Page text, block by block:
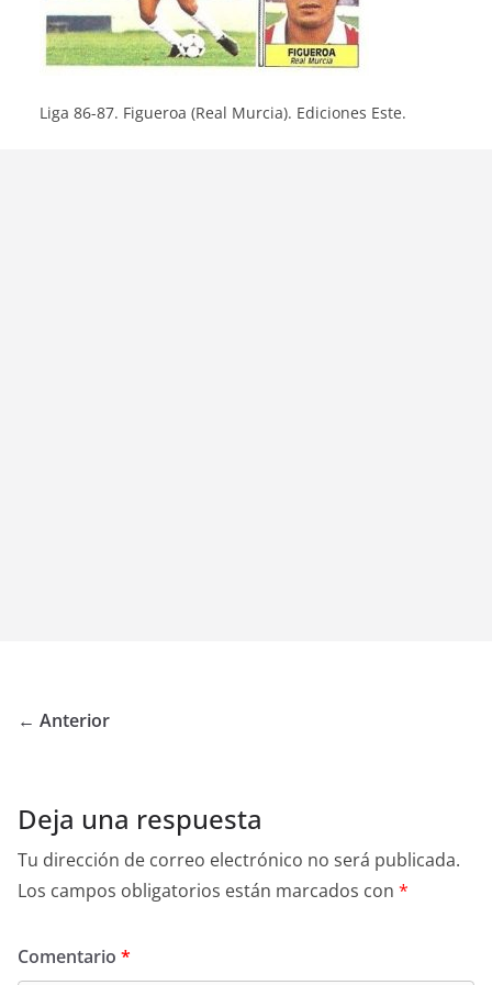
Liga 86-87. Figueroa (Real Murcia). Ediciones Este.
← Anterior
Deja una respuesta
Tu dirección de correo electrónico no será publicada.
Los campos obligatorios están marcados con *
Comentario *